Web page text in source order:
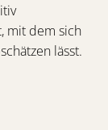
mit dem sich
lässt.